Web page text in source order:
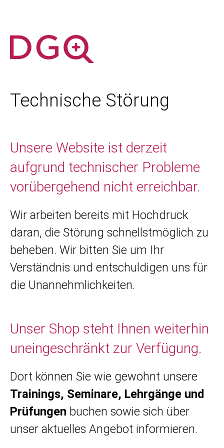
Technische Störung
Unsere Website ist derzeit
aufgrund technischer Probleme
vorübergehend nicht erreichbar.
Wir arbeiten bereits mit Hochdruck
daran, die Störung schnellstmöglich zu
beheben. Wir bitten Sie um Ihr
Verständnis und entschuldigen uns für
die Unannehmlichkeiten.
Unser Shop steht Ihnen weiterhin
uneingeschränkt zur Verfügung.
Dort können Sie wie gewohnt unsere
Trainings, Seminare, Lehrgänge und
Prüfungen buchen sowie sich über
unser aktuelles Angebot informieren.